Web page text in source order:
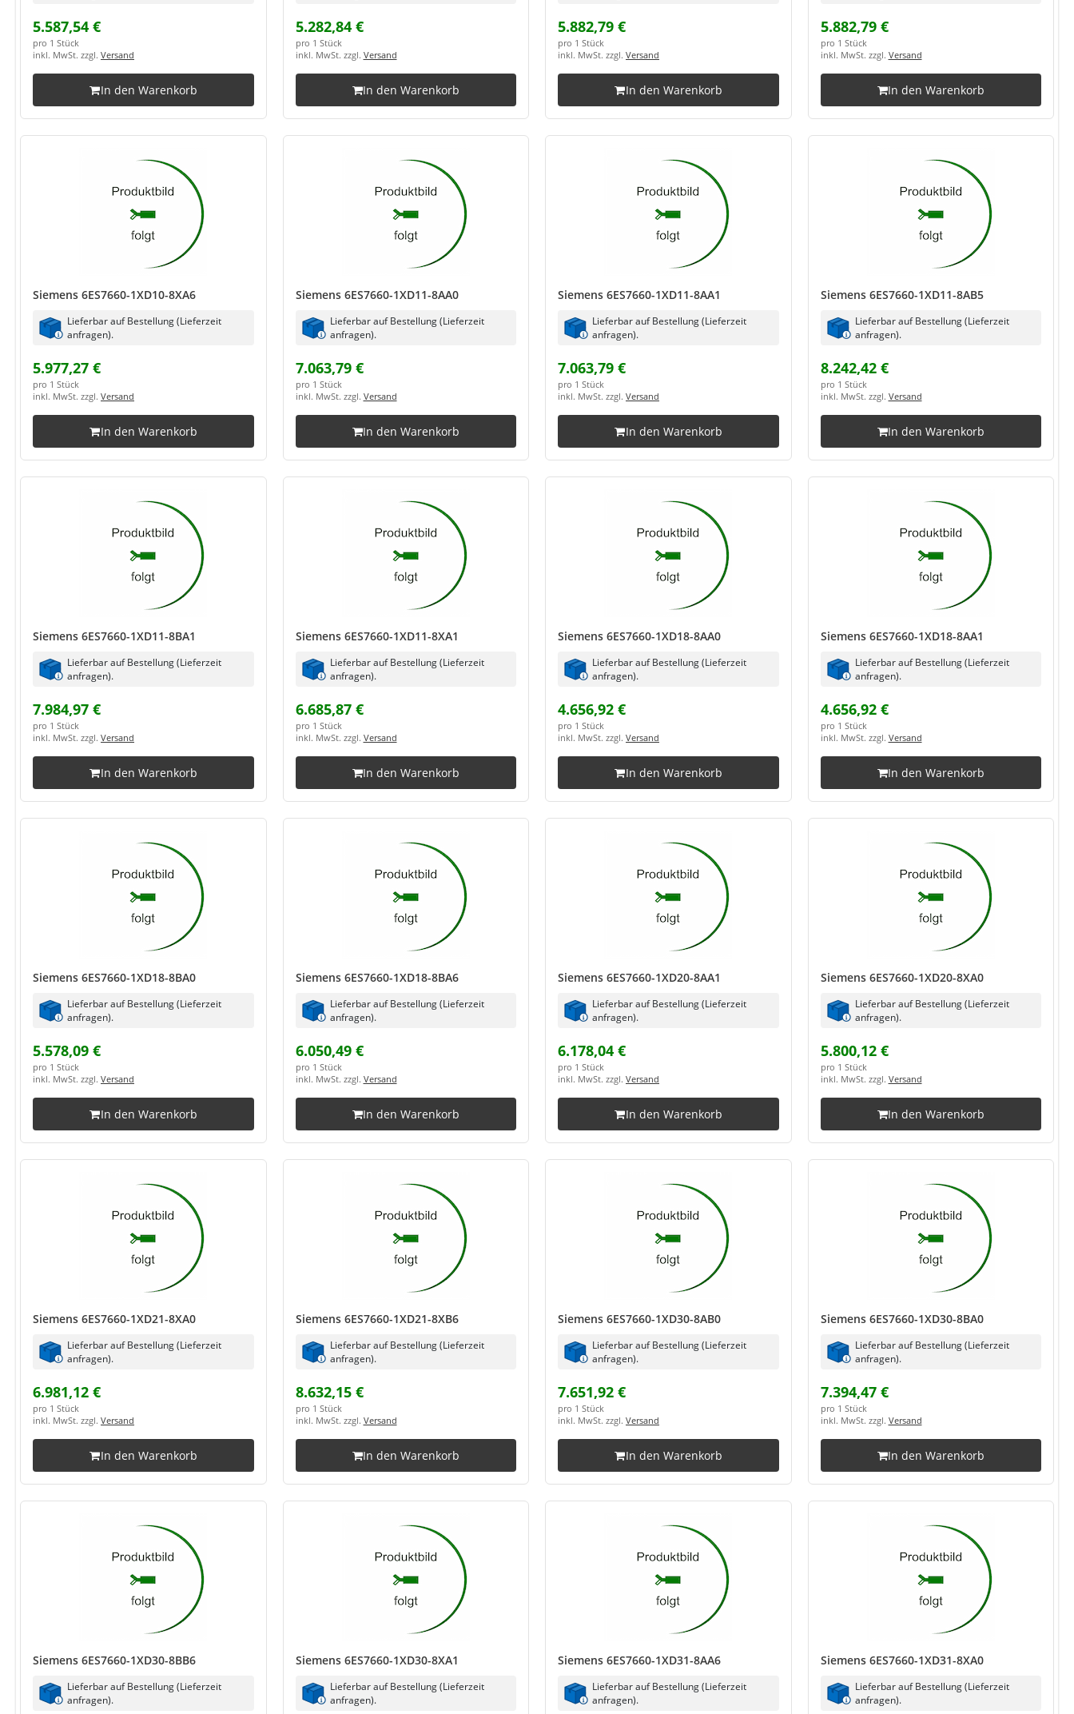
5.587,54 €
pro 1 Stück
inkl. MwSt. zzgl. Versand
In den Warenkorb
5.282,84 €
pro 1 Stück
inkl. MwSt. zzgl. Versand
In den Warenkorb
5.882,79 €
pro 1 Stück
inkl. MwSt. zzgl. Versand
In den Warenkorb
5.882,79 €
pro 1 Stück
inkl. MwSt. zzgl. Versand
In den Warenkorb
Siemens 6ES7660-1XD10-8XA6
Lieferbar auf Bestellung (Lieferzeit
anfragen).
5.977,27 €
pro 1 Stück
inkl. MwSt. zzgl. Versand
In den Warenkorb
Siemens 6ES7660-1XD11-8AA0
Lieferbar auf Bestellung (Lieferzeit
anfragen).
7.063,79 €
pro 1 Stück
inkl. MwSt. zzgl. Versand
In den Warenkorb
Siemens 6ES7660-1XD11-8AA1
Lieferbar auf Bestellung (Lieferzeit
anfragen).
7.063,79 €
pro 1 Stück
inkl. MwSt. zzgl. Versand
In den Warenkorb
Siemens 6ES7660-1XD11-8AB5
Lieferbar auf Bestellung (Lieferzeit
anfragen).
8.242,42 €
pro 1 Stück
inkl. MwSt. zzgl. Versand
In den Warenkorb
Siemens 6ES7660-1XD11-8BA1
Lieferbar auf Bestellung (Lieferzeit
anfragen).
7.984,97 €
pro 1 Stück
inkl. MwSt. zzgl. Versand
In den Warenkorb
Siemens 6ES7660-1XD11-8XA1
Lieferbar auf Bestellung (Lieferzeit
anfragen).
6.685,87 €
pro 1 Stück
inkl. MwSt. zzgl. Versand
In den Warenkorb
Siemens 6ES7660-1XD18-8AA0
Lieferbar auf Bestellung (Lieferzeit
anfragen).
4.656,92 €
pro 1 Stück
inkl. MwSt. zzgl. Versand
In den Warenkorb
Siemens 6ES7660-1XD18-8AA1
Lieferbar auf Bestellung (Lieferzeit
anfragen).
4.656,92 €
pro 1 Stück
inkl. MwSt. zzgl. Versand
In den Warenkorb
Siemens 6ES7660-1XD18-8BA0
Lieferbar auf Bestellung (Lieferzeit
anfragen).
5.578,09 €
pro 1 Stück
inkl. MwSt. zzgl. Versand
In den Warenkorb
Siemens 6ES7660-1XD18-8BA6
Lieferbar auf Bestellung (Lieferzeit
anfragen).
6.050,49 €
pro 1 Stück
inkl. MwSt. zzgl. Versand
In den Warenkorb
Siemens 6ES7660-1XD20-8AA1
Lieferbar auf Bestellung (Lieferzeit
anfragen).
6.178,04 €
pro 1 Stück
inkl. MwSt. zzgl. Versand
In den Warenkorb
Siemens 6ES7660-1XD20-8XA0
Lieferbar auf Bestellung (Lieferzeit
anfragen).
5.800,12 €
pro 1 Stück
inkl. MwSt. zzgl. Versand
In den Warenkorb
Siemens 6ES7660-1XD21-8XA0
Lieferbar auf Bestellung (Lieferzeit
anfragen).
6.981,12 €
pro 1 Stück
inkl. MwSt. zzgl. Versand
In den Warenkorb
Siemens 6ES7660-1XD21-8XB6
Lieferbar auf Bestellung (Lieferzeit
anfragen).
8.632,15 €
pro 1 Stück
inkl. MwSt. zzgl. Versand
In den Warenkorb
Siemens 6ES7660-1XD30-8AB0
Lieferbar auf Bestellung (Lieferzeit
anfragen).
7.651,92 €
pro 1 Stück
inkl. MwSt. zzgl. Versand
In den Warenkorb
Siemens 6ES7660-1XD30-8BA0
Lieferbar auf Bestellung (Lieferzeit
anfragen).
7.394,47 €
pro 1 Stück
inkl. MwSt. zzgl. Versand
In den Warenkorb
Siemens 6ES7660-1XD30-8BB6
Lieferbar auf Bestellung (Lieferzeit
anfragen).
Siemens 6ES7660-1XD30-8XA1
Lieferbar auf Bestellung (Lieferzeit
anfragen).
Siemens 6ES7660-1XD31-8AA6
Lieferbar auf Bestellung (Lieferzeit
anfragen).
Siemens 6ES7660-1XD31-8XA0
Lieferbar auf Bestellung (Lieferzeit
anfragen).